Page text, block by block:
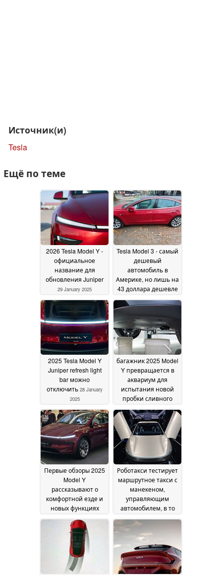
Источник(и)
Tesla
Ещё по теме
2026 Tesla Model Y -
официальное
название для
обновления Juniper
29 January 2025
Tesla Model 3 - самый
дешевый
автомобиль в
Америке, но лишь на
43 доллара дешевле
автомобиля из-за
страховки и налогов
28 January 2025
2025 Tesla Model Y
Juniper refresh light
bar можно
отключить 28 January
2025
багажник 2025 Model
Y превращается в
аквариум для
испытания новой
пробки сливного
26
January 2025
Первые обзоры 2025
Model Y
рассказывают о
комфортной езде и
новых функциях
интеллектуальное
складывание
сидений24 January 2025
Роботакси тестирует
маршрутное такси с
манекеном,
управляющим
автомобилем, в то
выпускает
киберкабину с
одеждой23 January 2025